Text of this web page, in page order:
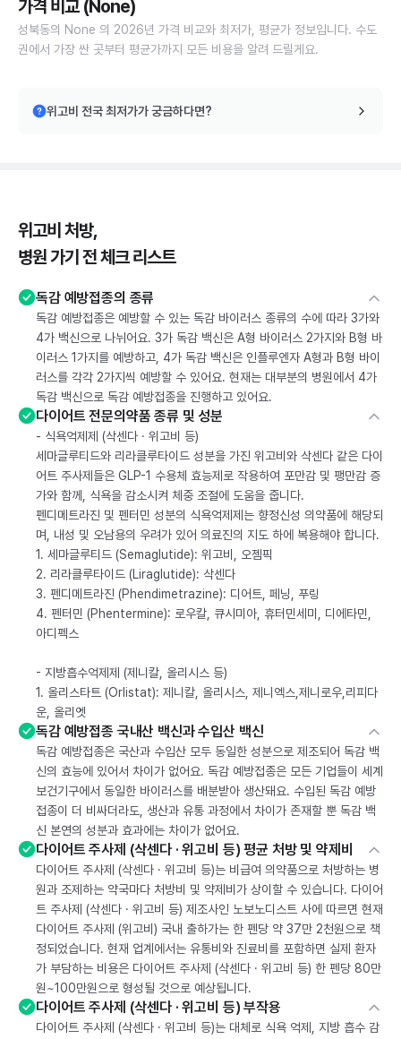
가격 비교 (None)
성북동의 None 의 2026년 가격 비교와 최저가, 평균가 정보입니다. 수도
권에서 가장 싼 곳부터 평균가까지 모든 비용을 알려 드릴게요.
위고비 전국 최저가가 궁금하다면?
위고비 처방,
병원 가기 전 체크 리스트
독감 예방접종의 종류
독감 예방접종은 예방할 수 있는 독감 바이러스 종류의 수에 따라 3가와
4가 백신으로 나뉘어요. 3가 독감 백신은 A형 바이러스 2가지와 B형 바
이러스 1가지를 예방하고, 4가 독감 백신은 인플루엔자 A형과 B형 바이
러스를 각각 2가지씩 예방할 수 있어요. 현재는 대부분의 병원에서 4가
독감 백신으로 독감 예방접종을 진행하고 있어요.
다이어트 전문의약품 종류 및 성분
- 식욕억제제 (삭센다 · 위고비 등)
세마글루티드와 리라클루타이드 성분을 가진 위고비와 삭센다 같은 다이
어트 주사제들은 GLP-1 수용체 효능제로 작용하여 포만감 및 팽만감 증
가와 함께, 식욕을 감소시켜 체중 조절에 도움을 줍니다.
펜디메트라진 및 펜터민 성분의 식욕억제제는 향정신성 의약품에 해당되
며, 내성 및 오남용의 우려가 있어 의료진의 지도 하에 복용해야 합니다.
1. 세마글루티드 (Semaglutide): 위고비, 오젬픽
2. 리라클루타이드 (Liraglutide): 삭센다
3. 펜디메트라진 (Phendimetrazine): 디어트, 페닝, 푸링
4. 펜터민 (Phentermine): 로우칼, 큐시미아, 휴터민세미, 디에타민,
아디펙스
- 지방흡수억제제 (제니칼, 올리시스 등)
1. 올리스타트 (Orlistat): 제니칼, 올리시스, 제니엑스,제니로우,리피다
운, 올리엣
독감 예방접종 국내산 백신과 수입산 백신
독감 예방접종은 국산과 수입산 모두 동일한 성분으로 제조되어 독감 백
신의 효능에 있어서 차이가 없어요. 독감 예방접종은 모든 기업들이 세계
보건기구에서 동일한 바이러스를 배분받아 생산돼요. 수입된 독감 예방
접종이 더 비싸더라도, 생산과 유통 과정에서 차이가 존재할 뿐 독감 백
신 본연의 성분과 효과에는 차이가 없어요.
다이어트 주사제 (삭센다 · 위고비 등) 평균 처방 및 약제비
다이어트 주사제 (삭센다 · 위고비 등)는 비급여 의약품으로 처방하는 병
원과 조제하는 약국마다 처방비 및 약제비가 상이할 수 있습니다. 다이어
트 주사제 (삭센다 · 위고비 등) 제조사인 노보노디스트 사에 따르면 현재
다이어트 주사제 (위고비) 국내 출하가는 한 펜당 약 37만 2천원으로 책
정되었습니다. 현재 업계에서는 유통비와 진료비를 포함하면 실제 환자
가 부담하는 비용은 다이어트 주사제 (삭센다 · 위고비 등) 한 펜당 80만
원~100만원으로 형성될 것으로 예상됩니다.
다이어트 주사제 (삭센다 · 위고비 등) 부작용
다이어트 주사제 (삭센다 · 위고비 등)는 대체로 식욕 억제, 지방 흡수 감